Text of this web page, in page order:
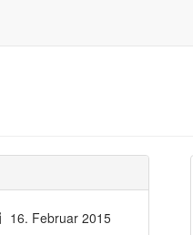
16. Februar 2015